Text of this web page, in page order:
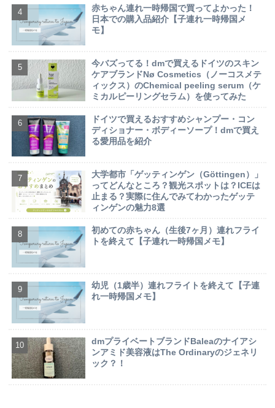
赤ちゃん連れ一時帰国で買ってよかった！
日本での購入品紹介【子連れ一時帰国メ
モ】
今バズってる！dmで買えるドイツのスキン
ケアブランドNø Cosmetics（ノーコスメテ
ィックス）のChemical peeling serum（ケ
ミカルピーリングセラム）を使ってみた
ドイツで買えるおすすめシャンプー・コン
ディショナー・ボディーソープ！dmで買え
る愛用品を紹介
大学都市「ゲッティンゲン（Göttingen）」
ってどんなところ？観光スポットは？ICEは
止まる？実際に住んでみてわかったゲッテ
ィンゲンの魅力8選
初めての赤ちゃん（生後7ヶ月）連れフライ
トを終えて【子連れ一時帰国メモ】
幼児（1歳半）連れフライトを終えて【子連
れ一時帰国メモ】
dmプライベートブランドBaleaのナイアシ
ンアミド美容液はThe Ordinaryのジェネリ
ック？！